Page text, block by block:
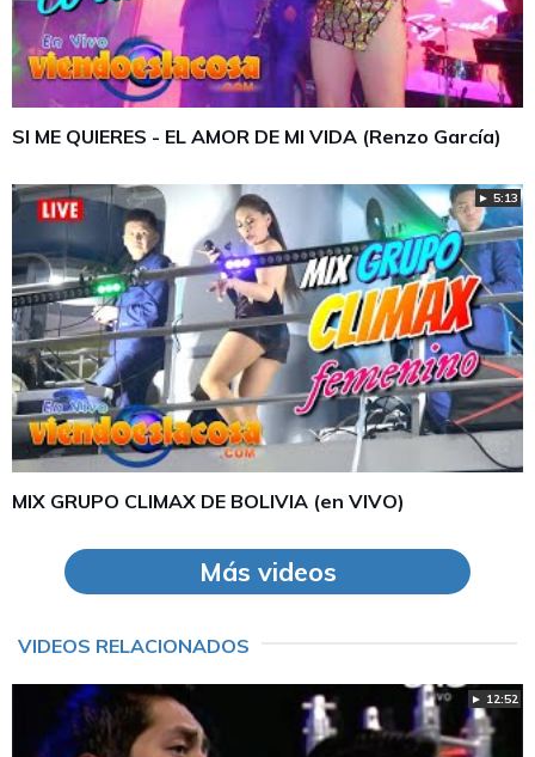
SI ME QUIERES - EL AMOR DE MI VIDA (Renzo García)
► 5:13
MIX GRUPO CLIMAX DE BOLIVIA (en VIVO)
Más videos
VIDEOS RELACIONADOS
► 12:52